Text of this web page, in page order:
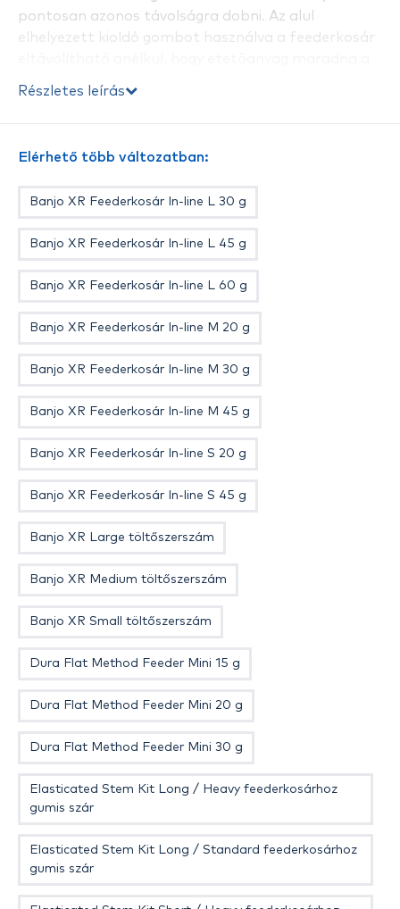
pontosan azonos távolságra dobni. Az alul
elhelyezett kioldó gombot használva a feederkosár
etetőanyagba rejthetjük, ahol a legjobb helyen van
teszi kevésbé tapadós etetőanyagok használatát is,
azokon a napokon, amikor a halak gyorsan ráállnak
apró szemű, nedvesített pellettel is.
Részletes leírás
Elérhető több változatban:
Banjo XR Feederkosár In-line L 30 g
Banjo XR Feederkosár In-line L 45 g
Banjo XR Feederkosár In-line L 60 g
Banjo XR Feederkosár In-line M 20 g
Banjo XR Feederkosár In-line M 30 g
Banjo XR Feederkosár In-line M 45 g
Banjo XR Feederkosár In-line S 20 g
Banjo XR Feederkosár In-line S 45 g
Banjo XR Large töltőszerszám
Banjo XR Medium töltőszerszám
Banjo XR Small töltőszerszám
Dura Flat Method Feeder Mini 15 g
Dura Flat Method Feeder Mini 20 g
Dura Flat Method Feeder Mini 30 g
Elasticated Stem Kit Long / Heavy feederkosárhoz
gumis szár
Elasticated Stem Kit Long / Standard feederkosárhoz
gumis szár